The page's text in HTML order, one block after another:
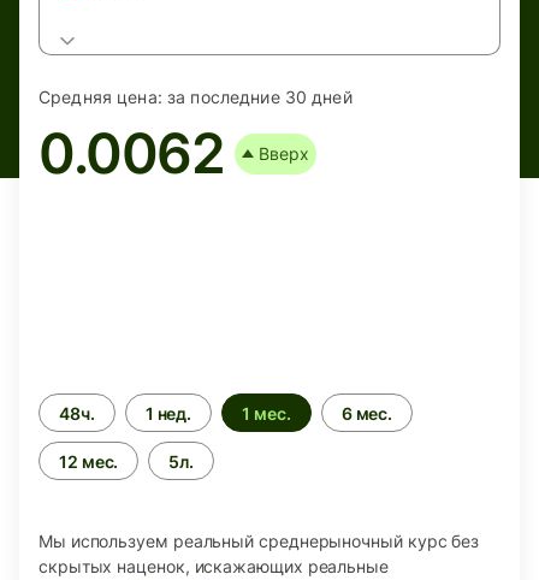
Средняя цена: за последние 30 дней
0.0062 Вверх
Период
времени
48ч. 1 нед. 1 мес. 6 мес.
12 мес. 5л.
Мы используем реальный среднерыночный курс без
скрытых наценок, искажающих реальные